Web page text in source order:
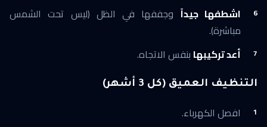
اشطفها جيداً وجففها في الظل (ليس تحت الشمس
مباشرة).
أعد تركيبها بنفس الاتجاه.
التنظيف العميق (كل 3 أشهر)
افصل الكهرباء.